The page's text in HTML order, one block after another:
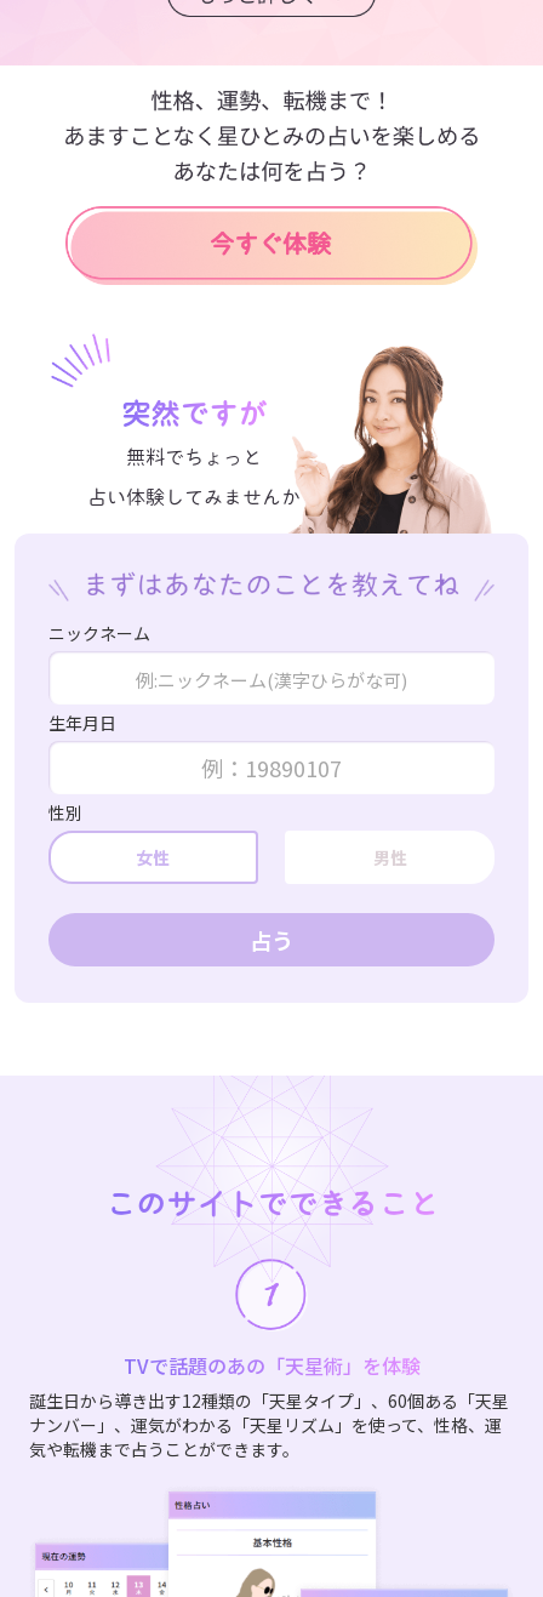
突然ですが
無料でちょっと
占い体験してみませんか
ニックネーム
生年月日
性別
女性
男性
このサイトでできること
TVで話題のあの「天星術」を体験
誕生日から導き出す12種類の「天星タイプ」、60個ある「天星
ナンバー」、運気がわかる「天星リズム」を使って、性格、運
気や転機まで占うことができます。